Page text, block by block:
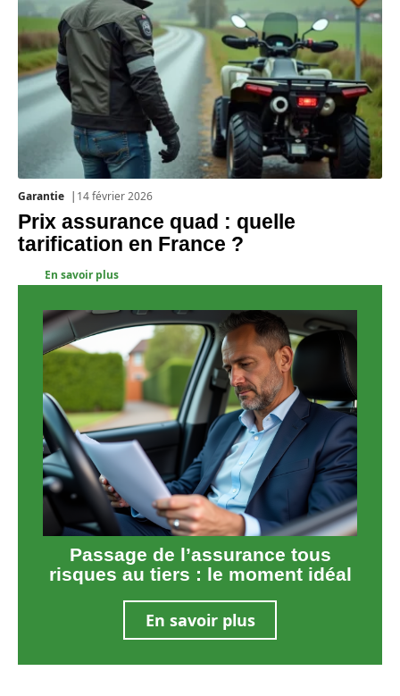
Garantie 14 février 2026
Prix assurance quad : quelle
tarification en France ?
En savoir plus
Passage de l’assurance tous
risques au tiers : le moment idéal
En savoir plus